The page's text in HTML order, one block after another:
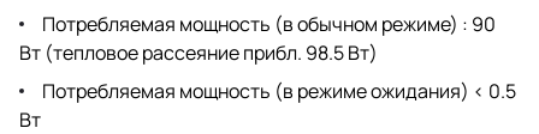
Потребляемая мощность (в обычном режиме) : 90
Вт (тепловое рассеяние прибл. 98.5 Вт)
Потребляемая мощность (в режиме ожидания) < 0.5
Вт